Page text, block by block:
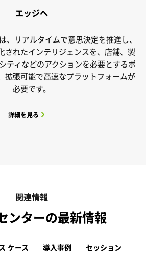
エッジへ
、リアルタイムで意思決定を推進し、
されたインテリジェンスを、店舗、製
ティなどのアクションを必要とするポ
拡張可能で高速なプラットフォームが
必要です。
詳細を見る
関連情報
ンターの最新情報
ケース 導入事例 セッション